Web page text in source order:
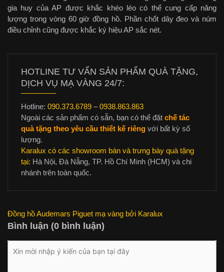
gia huy của AP được khắc khéo léo có thể cung cấp năng
lượng trong vòng 60 giờ đồng hồ. Phần chốt dây đeo và núm
điều chỉnh cũng được khắc ký hiệu AP sắc nét.
HOTLINE TƯ VẤN SẢN PHẨM QUÀ TẶNG,
DỊCH VỤ MẠ VÀNG 24/7:
Hotline: 090.373.6789 –0938.863.863
Ngoài các sản phẩm có sẵn, bạn có thể đặt chế tác
quà tặng theo yêu cầu thiết kế riêng với bất kỳ số
lượng.
Karalux có các showroom bán và trưng bày quà tặng
tại: Hà Nội, Đà Nẵng, TP. Hồ Chí Minh (HCM) và chi
nhánh trên toàn quốc.
Đồng hồ Audemars Piguet mạ vàng bởi Karalux
Bình luận (0 bình luận)